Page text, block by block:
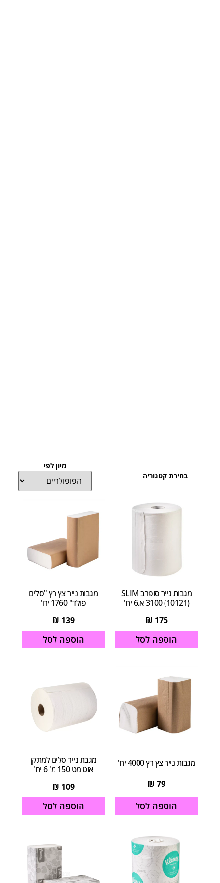
בחירת קטגוריה
מיון לפי
מגבות נייר סופרב SLIM
3100 (10121) א.6 יח'
175
₪
הוספה לסל
מגבות נייר צץ רץ "סלים
פולד" 1760 יח'
139
₪
הוספה לסל
מגבות נייר צץ רץ 4000 יח'
79
₪
הוספה לסל
מגבת נייר סלים למתקן
אוטומט 150 מ' 6 יח'
109
₪
הוספה לסל